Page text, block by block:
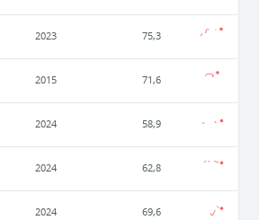
2023 75,3
2015 71,6
2024 58,9
2024 62,8
2024 69,6